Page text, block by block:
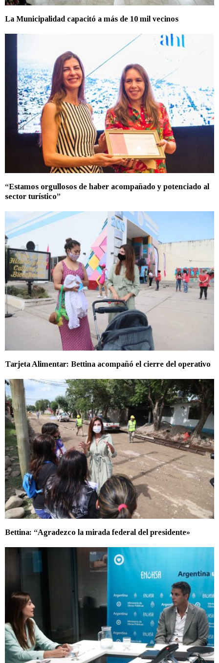
La Municipalidad capacitó a más de 10 mil vecinos
“Estamos orgullosos de haber acompañado y potenciado al
sector turístico”
Tarjeta Alimentar: Bettina acompañó el cierre del operativo
Bettina: “Agradezco la mirada federal del presidente»